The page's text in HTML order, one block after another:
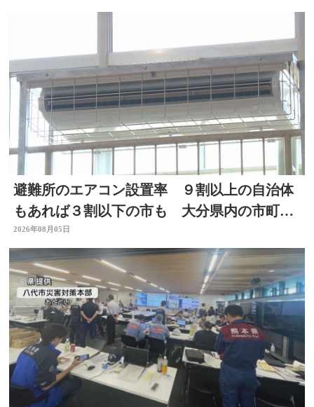
避難所のエアコン設置率 ９割以上の自治体
もあれば３割以下の市も 大分県内の市町村
を調査
2026年08月05日